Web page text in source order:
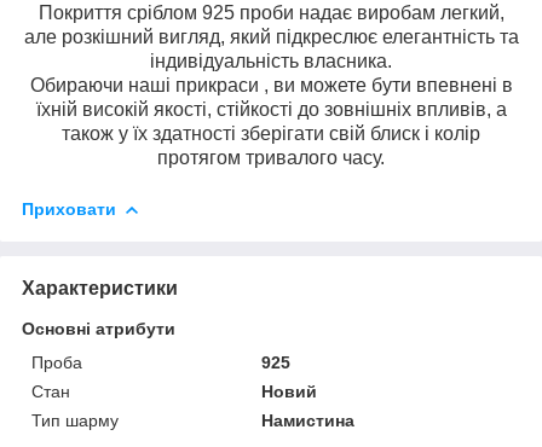
Покриття сріблом 925 проби надає виробам легкий,
але розкішний вигляд, який підкреслює елегантність та
індивідуальність власника.
Обираючи наші прикраси , ви можете бути впевнені в
їхній високій якості, стійкості до зовнішніх впливів, а
також у їх здатності зберігати свій блиск і колір
протягом тривалого часу.
Приховати
Характеристики
Основні атрибути
Проба
925
Стан
Новий
Тип шарму
Намистина